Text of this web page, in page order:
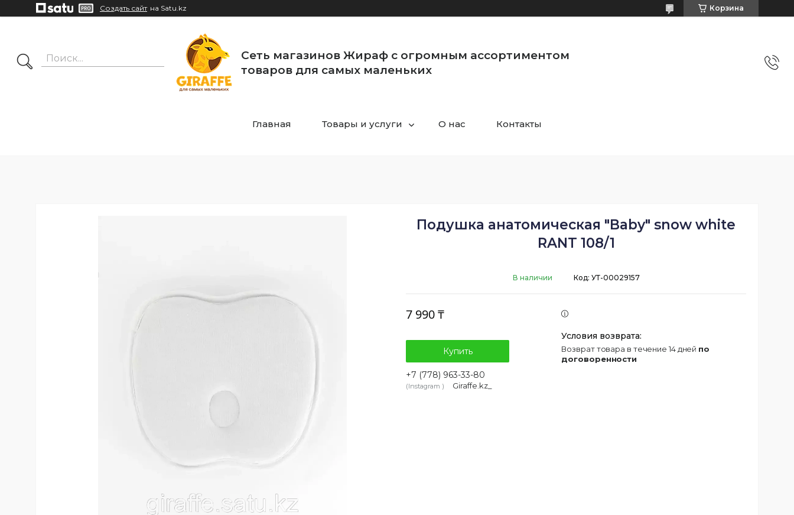
Создать сайт на Satu.kz Корзина
Сеть магазинов Жираф с огромным ассортиментом
товаров для самых маленьких
Главная Товары и услуги О нас Контакты
Подушка анатомическая "Baby" snow white
RANT 108/1
В наличии Код: УТ-00029157
7 990 ₸
Купить
+7 (778) 963-33-80
Instagram Giraffe.kz_
возврат товара в течение 14 дней по
договоренности